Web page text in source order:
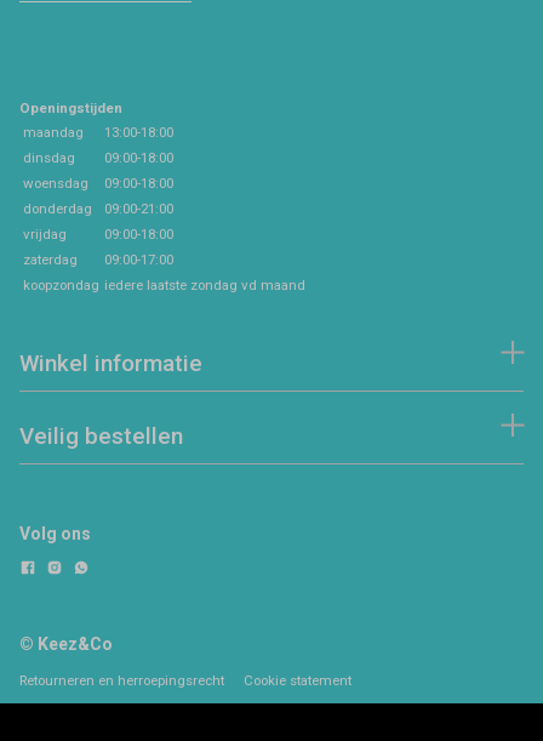
Openingstijden
maandag
13:00-18:00
dinsdag
09:00-18:00
woensdag
09:00-18:00
donderdag
09:00-21:00
vrijdag
09:00-18:00
zaterdag
09:00-17:00
koopzondag iedere laatste zondag vd maand
Winkel informatie
Veilig bestellen
Volg ons
© Keez&Co
Retourneren en herroepingsrecht Cookie statement